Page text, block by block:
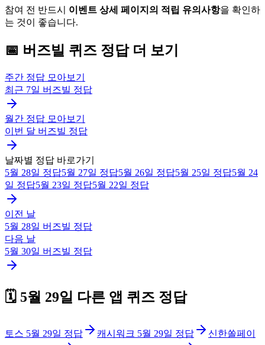
참여 전 반드시 이벤트 상세 페이지의 적립 유의사항을 확인하
는 것이 좋습니다.
📅 버즈빌 퀴즈 정답 더 보기
주간 정답 모아보기
최근 7일 버즈빌 정답
월간 정답 모아보기
이번 달 버즈빌 정답
날짜별 정답 바로가기
5월 28일 정답5월 27일 정답5월 26일 정답5월 25일 정답5월 24
일 정답5월 23일 정답5월 22일 정답
이전 날
5월 28일 버즈빌 정답
다음 날
5월 30일 버즈빌 정답
🗓️ 5월 29일 다른 앱 퀴즈 정답
토스 5월 29일 정답 캐시워크 5월 29일 정답
신한쏠페이